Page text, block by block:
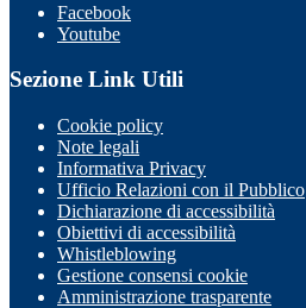
Facebook
Youtube
Sezione Link Utili
Cookie policy
Note legali
Informativa Privacy
Ufficio Relazioni con il Pubblico
Dichiarazione di accessibilità
Obiettivi di accessibilità
Whistleblowing
Gestione consensi cookie
Amministrazione trasparente